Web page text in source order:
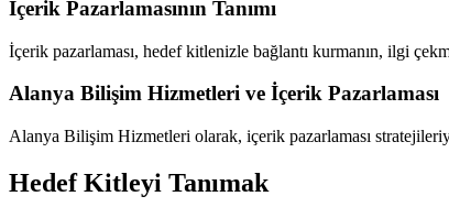
İçerik Pazarlamasının Tanımı
İçerik pazarlaması, hedef kitlenizle bağlantı kurmanın, ilgi
Alanya Bilişim Hizmetleri ve İçerik Pazarlaması
Alanya Bilişim Hizmetleri olarak, içerik pazarlaması
Hedef Kitleyi Tanımak